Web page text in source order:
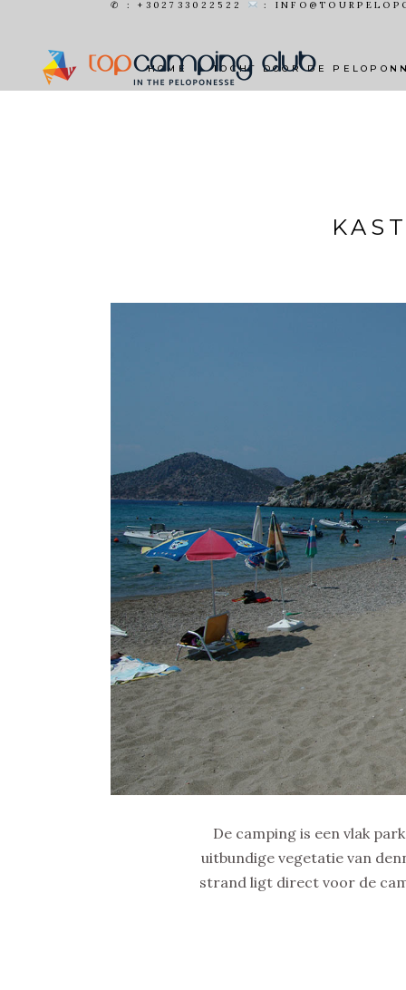
✆ : +302733022522 :
HOME TOCHT DOOR DE
De camping is een vlak
uitbundige vegetatie van
strand ligt direct voor de